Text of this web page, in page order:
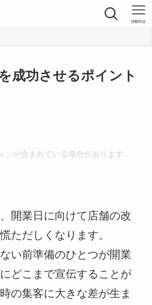
menu
成功させるポイント
ンが含まれている場合があります
開業日に向けて店舗の改
ただしくなります。
い前準備のひとつが開業
どこまで宣伝することが
の集客に大きな差が生ま